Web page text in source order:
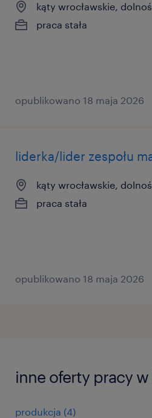
kąty wrocławskie,
praca stała
opublikowano 18 maja 2026
liderka/lider zespołu
kąty wrocławskie,
praca stała
opublikowano 18 maja 2026
inne oferty pracy
produkcja (4)